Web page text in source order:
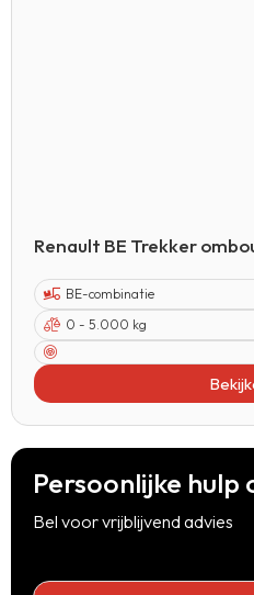
Renault BE Trekker
BE-combinatie
0 - 5.000 kg
Persoonlijke hulp
Bel voor vrijblijvend advies